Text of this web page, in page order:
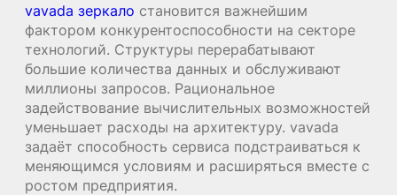
vavada зеркало становится важнейшим
фактором конкурентоспособности на секторе
технологий. Структуры перерабатывают
большие количества данных и обслуживают
миллионы запросов. Рациональное
задействование вычислительных возможностей
уменьшает расходы на архитектуру. vavada
задаёт способность сервиса подстраиваться к
меняющимся условиям и расширяться вместе с
ростом предприятия.